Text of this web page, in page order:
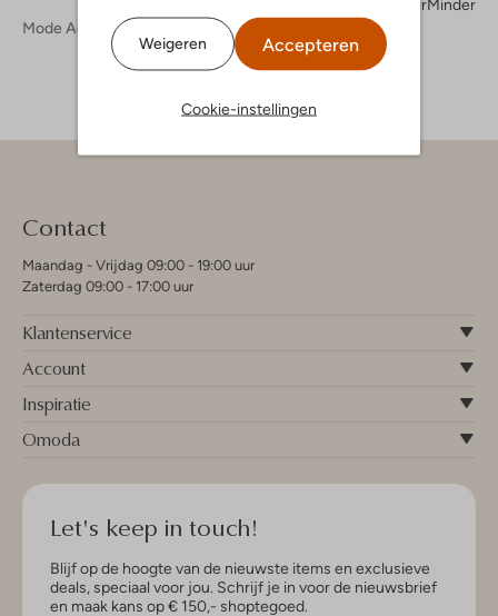
Weigeren Accepteren
Cookie-instellingen
MeerMinder
Mode Accessoires
Hoeden
Contact
Maandag - Vrijdag 09:00 - 19:00 uur
Zaterdag 09:00 - 17:00 uur
Klantenservice
Account
Inspiratie
Omoda
Let's keep in touch!
Blijf op de hoogte van de nieuwste items en exclusieve
deals, speciaal voor jou. Schrijf je in voor de nieuwsbrief
en maak kans op € 150,- shoptegoed.